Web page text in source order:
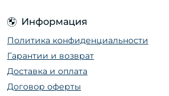
Информация
Политика конфиденциальности
Гарантии и возврат
Доставка и оплата
Договор оферты